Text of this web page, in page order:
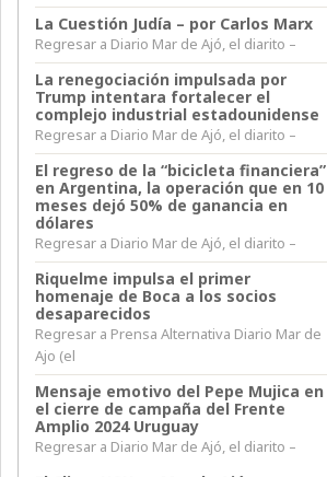
La Cuestión Judía – por Carlos Marx
Regresar a Diario Mar de Ajó, el diarito –
La renegociación impulsada por
Trump intentara fortalecer el
complejo industrial estadounidense
Regresar a Diario Mar de Ajó, el diarito –
El regreso de la “bicicleta financiera”
en Argentina, la operación que en 10
meses dejó 50% de ganancia en
dólares
Regresar a Diario Mar de Ajó, el diarito –
Riquelme impulsa el primer
homenaje de Boca a los socios
desaparecidos
Regresar a Prensa Alternativa Diario Mar de
Ajo (el
Mensaje emotivo del Pepe Mujica en
el cierre de campaña del Frente
Amplio 2024 Uruguay
Regresar a Diario Mar de Ajó, el diarito –